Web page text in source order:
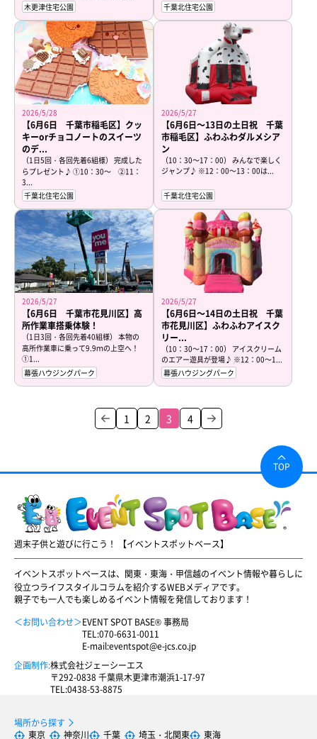
木更津住宅公園
千葉北住宅公園
2026/5/28
【6月6日 千葉市稲毛区】クッ
キーorチョコノートのスイーツ
のデ...
（1日5回・各回先着6組様） 完成した
らプレゼント♪ ①10：30～ ②11：
3...
千葉北住宅公園
2026/5/27
【6月6日～13日の土日祝 千葉
市稲毛区】ふわふわダルメシア
ン
（10：30～17：00） みんなで楽しく
ジャンプ♪ ※12：00～13：00は...
千葉北住宅公園
2026/5/27
【6月6日 千葉市花見川区】高
所作業車搭乗体験！
（1日3回・各回先着40組様） 本物の
高所作業車に乗って9.9ｍの上空へ！
①1...
幕張ハウジングパーク
2026/5/27
【6月6日～14日の土日祝 千葉
市花見川区】ふわふわアイスク
リー...
（10：30～17：00） アイスクリーム
のエアー遊具が登場♪ ※12：00～1...
幕張ハウジングパーク
1 2 3 4
週末子供と遊びに行こう！ 【イベントスポットベース】
イベントスポットベースは、関東・東海・甲信越のイベント情報や暮らしに
役立つライフスタイルコラムを紹介するWEBメディアです。
親子でも一人でも楽しめるイベント情報を発信しております！
＜お問い合わせ＞EVENT SPOT BASE® 事務局
TEL:070-6631-0011
E-mail:eventspot@e-jcs.co.jp
企画制作:株式会社ジェーシーエス
〒292-0838 千葉県木更津市潮浜1-17-97
TEL:0438-53-8875
場所から探す
東京
神奈川 千葉 埼玉・北関東 東海
TOP